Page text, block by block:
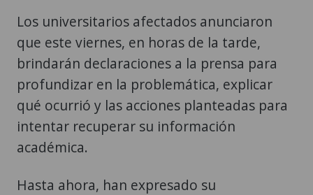
Los universitarios afectados anunciaron
que este viernes, en horas de la tarde,
brindarán declaraciones a la prensa para
profundizar en la problemática, explicar
qué ocurrió y las acciones planteadas para
intentar recuperar su información
académica.
Hasta ahora, han expresado su